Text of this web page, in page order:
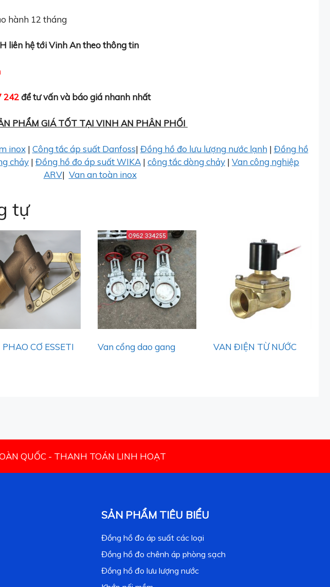
hành 12 tháng
liên hệ tới Vinh An theo thông tin
242để tư vấn và báo giá nhanh nhất
PHẨM GIÁ TỐT TẠI VINH AN PHÂN PHỐI
inox| Công tắc áp suất Danfoss| Đồng hồ đo lưu lượng nước lạnh | Đồng hồ
chảy | Đồng hồ đo áp suất WIKA | công tắc dòng chảy | Van công nghiệp
ARV| Van an toàn inox
tự
CƠ ESSETI Van cổng dao gang VAN ĐIỆN TỪ NƯỚC
QUỐC - THANH TOÁN LINH HOẠT
SẢN PHẨM TIÊU BIỂU
Đồng hồ đo áp suất các loại
Đồng hồ đo chênh áp phòng sạch
Đồng hồ đo lưu lượng nước